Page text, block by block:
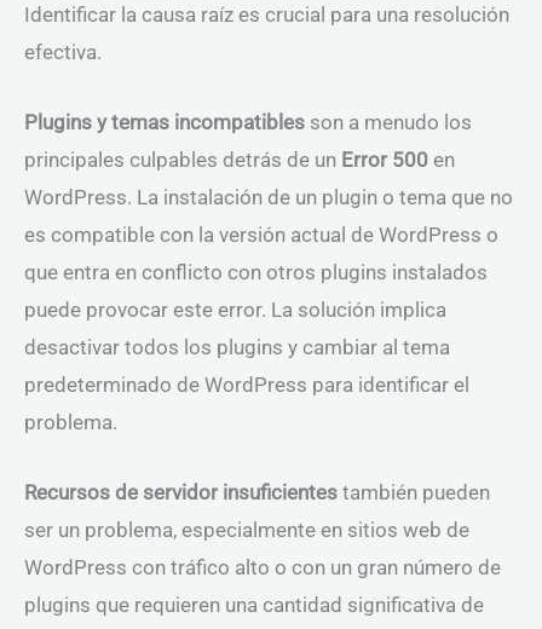
Identificar la causa raíz es crucial para una resolución
efectiva.
Plugins y temas incompatibles son a menudo los
principales culpables detrás de un Error 500 en
WordPress. La instalación de un plugin o tema que no
es compatible con la versión actual de WordPress o
que entra en conflicto con otros plugins instalados
puede provocar este error. La solución implica
desactivar todos los plugins y cambiar al tema
predeterminado de WordPress para identificar el
problema.
Recursos de servidor insuficientes también pueden
ser un problema, especialmente en sitios web de
WordPress con tráfico alto o con un gran número de
plugins que requieren una cantidad significativa de